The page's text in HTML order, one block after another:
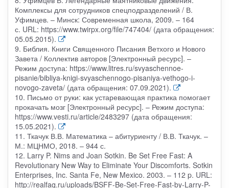
Комплексы для сотрудников спецподразделений / В.
Уфимцев. – Минск: Современная школа, 2009. – 164
с. URL: https://www.twirpx.org/file/747404/ (дата обращения:
05.05.2015).
9. Библия. Книги Священного Писания Ветхого и Нового
Завета / Коллектив авторов [Электронный ресурс]. –
Режим доступа: https://www.litres.ru/svyaschennoe-
pisanie/bibliya-knigi-svyaschennogo-pisaniya-vethogo-i-
novogo-zaveta/ (дата обращения: 07.09.2021).
10. Письмо от руки: как устаревающая практика помогает
прокачать мозг [Электронный ресурс]. – Режим доступа:
https://www.vesti.ru/article/2483297 (дата обращения:
15.05.2021).
11. Ткачук В.В. Математика – абитуриенту / В.В. Ткачук. –
М.: МЦНМО, 2018. – 944 с.
12. Larry P. Nims and Joan Sotkin. Be Set Free Fast: A
Revolutionary New Way to Eliminate Your Discomforts. Sotkin
Enterprises, Inc. Santa Fe, New Mexico. 2003. – 112 p. URL:
http://realfaq.ru/uploads/BSFF-Be-Set-Free-Fast-by-Larry-P-